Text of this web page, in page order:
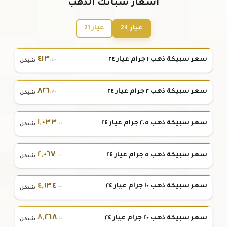
أسعار سبائك الذهب
عيار 24 عيار 21
سعر سبيكة ذهب ١ جرام عيار ٢٤ ٤١٣.٤٠ شيكل
سعر سبيكة ذهب ٢ جرام عيار ٢٤ ٨٢٦.٨٠ شيكل
سعر سبيكة ذهب ٢.٥ جرام عيار ٢٤ ١,٠٣٣.٠٠ شيكل
سعر سبيكة ذهب ٥ جرام عيار ٢٤ ٢,٠٦٧.٠٠ شيكل
سعر سبيكة ذهب ١٠ جرام عيار ٢٤ ٤,١٣٤.٠٠ شيكل
سعر سبيكة ذهب ٢٠ جرام عيار ٢٤ ٨,٢٦٨.٠٠ شيكل